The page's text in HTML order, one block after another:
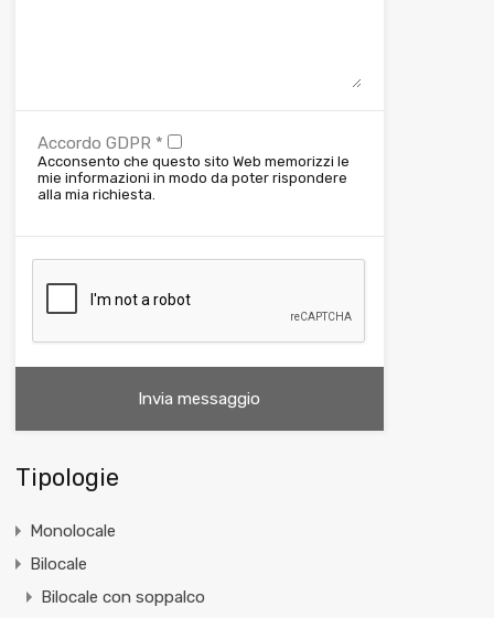
Accordo GDPR *
Acconsento che questo sito Web memorizzi le
mie informazioni in modo da poter rispondere
alla mia richiesta.
Tipologie
Monolocale
Bilocale
Bilocale con soppalco